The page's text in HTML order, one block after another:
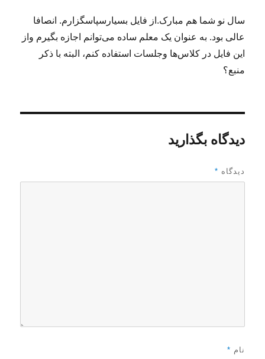
سال نو شما هم مبارک.از فایل بسیارسپاسگزارم. انصافا
عالی بود. به عنوان یک معلم ساده می‌توانم اجازه بگیرم واز
این فایل در کلاس‌ها وجلسات استفاده کنم، البته با ذکر
منبع؟
دیدگاه بگذارید
دیدگاه *
نام *